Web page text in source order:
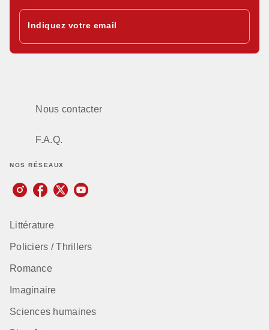
Indiquez votre email
Nous contacter
F.A.Q.
NOS RÉSEAUX
Littérature
Policiers / Thrillers
Romance
Imaginaire
Sciences humaines